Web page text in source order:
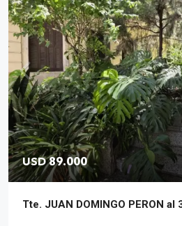
USD 89.000
Tte. JUAN DOMINGO PERON al